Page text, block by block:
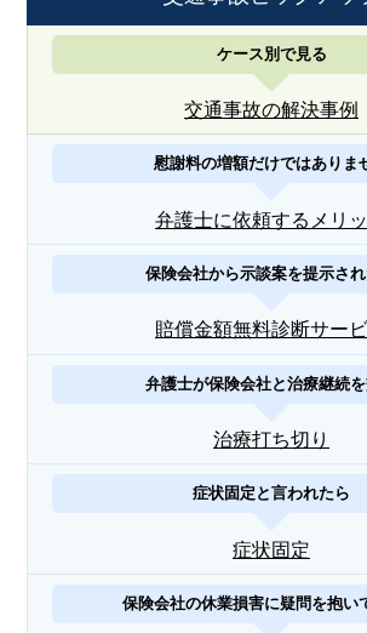
ケース別で見る
交通事故の解決事例
慰謝料の増額だけではありま
弁護士に依頼するメリ
保険会社から示談案を提示さ
賠償金額無料診断サー
弁護士が保険会社と治療継続
治療打ち切り
症状固定と言われたら
症状固定
保険会社の休業損害に疑問を抱い